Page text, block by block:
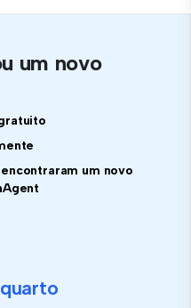
um novo
um novo
quarto